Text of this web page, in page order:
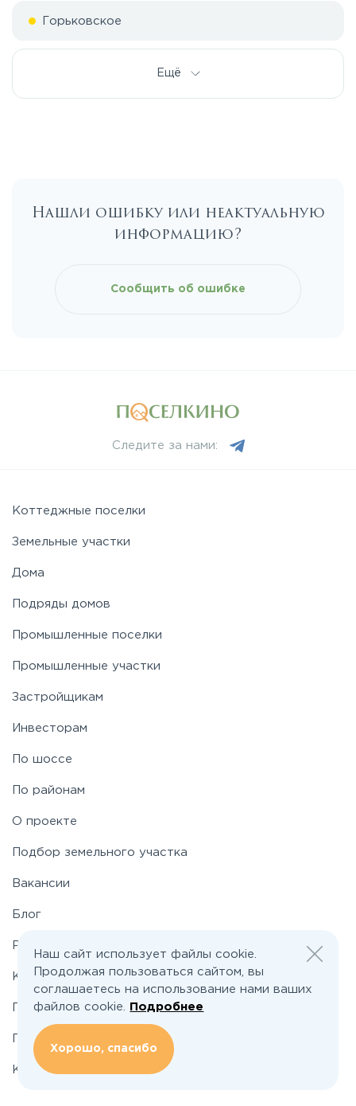
Горьковское
Каширское
Новорижское
Носовихинское
Рогачёвское
Таракановское
Ярославское
Ещё
Нашли ошибку или неактуальную
информацию?
Сообщить об ошибке
Следите за нами:
Коттеджные поселки
Земельные участки
Дома
Подряды домов
Промышленные поселки
Промышленные участки
Застройщикам
Инвесторам
По шоссе
По районам
О проекте
Подбор земельного участка
Вакансии
Блог
Реклама и сотрудничество
Контакты
Политика конфиденциальности
Пользовательское соглашение
Карта сайта
Наш сайт использует файлы cookie.
Продолжая пользоваться сайтом, вы
соглашаетесь на использование нами ваших
файлов cookie.
Подробнее
Хорошо, спасибо